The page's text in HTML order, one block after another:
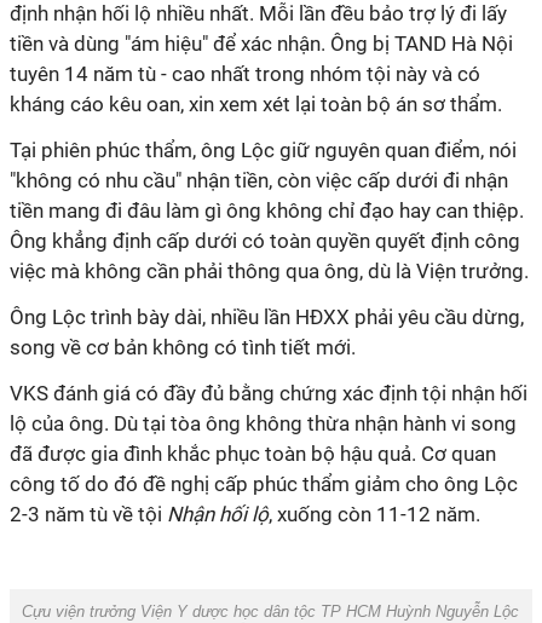
định nhận hối lộ nhiều nhất. Mỗi lần đều bảo trợ lý đi lấy
tiền và dùng "ám hiệu" để xác nhận. Ông bị TAND Hà Nội
tuyên 14 năm tù - cao nhất trong nhóm tội này và có
kháng cáo kêu oan, xin xem xét lại toàn bộ án sơ thẩm.
Tại phiên phúc thẩm, ông Lộc giữ nguyên quan điểm, nói
"không có nhu cầu" nhận tiền, còn việc cấp dưới đi nhận
tiền mang đi đâu làm gì ông không chỉ đạo hay can thiệp.
Ông khẳng định cấp dưới có toàn quyền quyết định công
việc mà không cần phải thông qua ông, dù là Viện trưởng.
Ông Lộc trình bày dài, nhiều lần HĐXX phải yêu cầu dừng,
song về cơ bản không có tình tiết mới.
VKS đánh giá có đầy đủ bằng chứng xác định tội nhận hối
lộ của ông. Dù tại tòa ông không thừa nhận hành vi song
đã được gia đình khắc phục toàn bộ hậu quả. Cơ quan
công tố do đó đề nghị cấp phúc thẩm giảm cho ông Lộc
2-3 năm tù về tội Nhận hối lộ, xuống còn 11-12 năm.
Cựu viện trưởng Viện Y dược học dân tộc TP HCM Huỳnh Nguyễn Lộc